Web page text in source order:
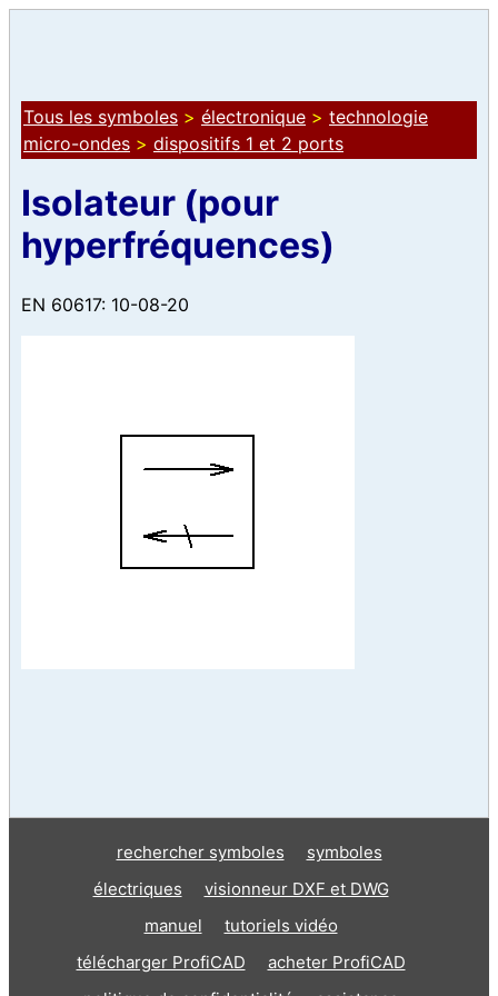
Tous les symboles > électronique > technologie
micro-ondes > dispositifs 1 et 2 ports
Isolateur (pour
hyperfréquences)
EN 60617: 10-08-20
rechercher symboles
symboles
électriques
visionneur DXF et DWG
manuel
tutoriels vidéo
télécharger ProfiCAD
acheter ProfiCAD